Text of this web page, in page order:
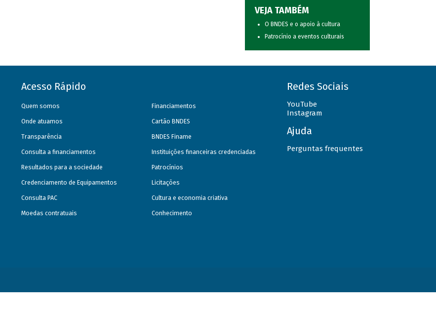
VEJA TAMBÉM
O BNDES e o apoio à cultura
Patrocínio a eventos culturais
Acesso Rápido
Quem somos
Onde atuamos
Transparência
Consulta a financiamentos
Resultados para a sociedade
Credenciamento de Equipamentos
Consulta PAC
Moedas contratuais
Financiamentos
Cartão BNDES
BNDES Finame
Instituições financeiras credenciadas
Patrocínios
Licitações
Cultura e economia criativa
Conhecimento
Redes Sociais
YouTube
Instagram
Ajuda
Perguntas frequentes